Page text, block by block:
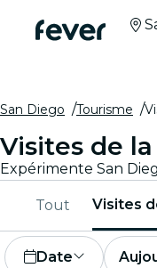
San Diego Tourisme
Visites de
Tout Visites
Date